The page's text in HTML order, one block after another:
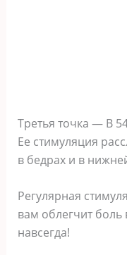
Третья точка — B
Ее стимуляция
в бедрах и в
Регулярная
вам облегчит боль
навсегда!